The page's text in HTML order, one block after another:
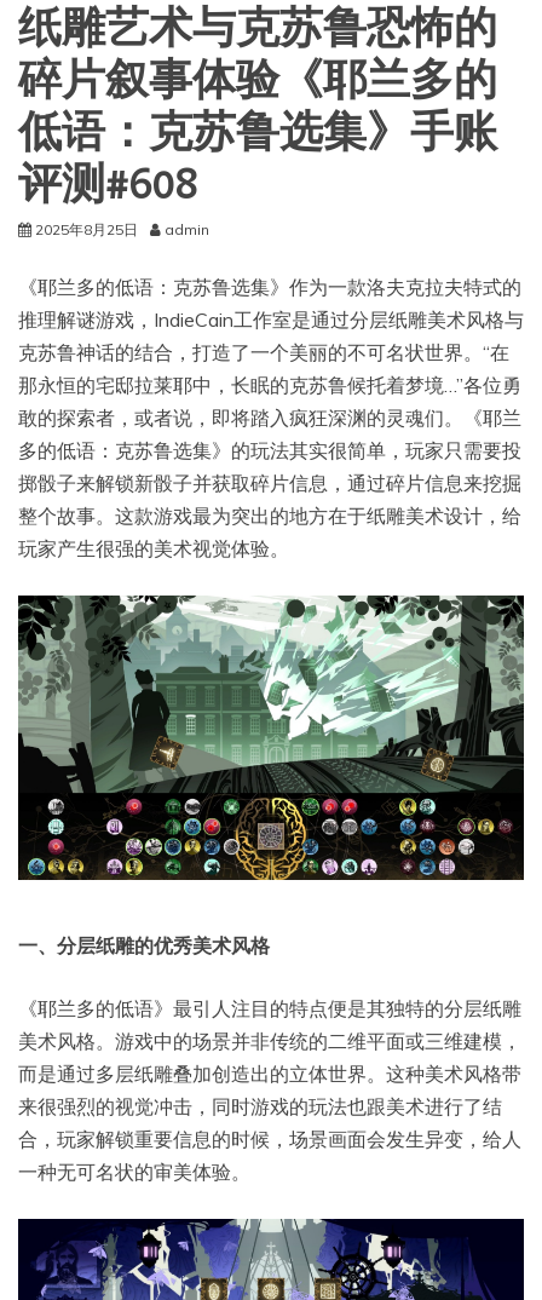
纸雕艺术与克苏鲁恐怖的
碎片叙事体验《耶兰多的
低语：克苏鲁选集》手账
评测#608
2025年8月25日 admin
《耶兰多的低语：克苏鲁选集》作为一款洛夫克拉夫特式的
推理解谜游戏，IndieCain工作室是通过分层纸雕美术风格与
克苏鲁神话的结合，打造了一个美丽的不可名状世界。“在
那永恒的宅邸拉莱耶中，长眠的克苏鲁候托着梦境…”各位勇
敢的探索者，或者说，即将踏入疯狂深渊的灵魂们。《耶兰
多的低语：克苏鲁选集》的玩法其实很简单，玩家只需要投
掷骰子来解锁新骰子并获取碎片信息，通过碎片信息来挖掘
整个故事。这款游戏最为突出的地方在于纸雕美术设计，给
玩家产生很强的美术视觉体验。
一、 分层纸雕的优秀美术风格
《耶兰多的低语》最引人注目的特点便是其独特的分层纸雕
美术风格。游戏中的场景并非传统的二维平面或三维建模，
而是通过多层纸雕叠加创造出的立体世界。这种美术风格带
来很强烈的视觉冲击，同时游戏的玩法也跟美术进行了结
合，玩家解锁重要信息的时候，场景画面会发生异变，给人
一种无可名状的审美体验。